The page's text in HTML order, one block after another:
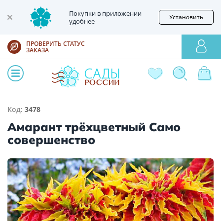
Покупки в приложении
удобнее
Установить
ПРОВЕРИТЬ СТАТУС
ЗАКАЗА
Код: 3478
Амарант трёхцветный Само
совершенство